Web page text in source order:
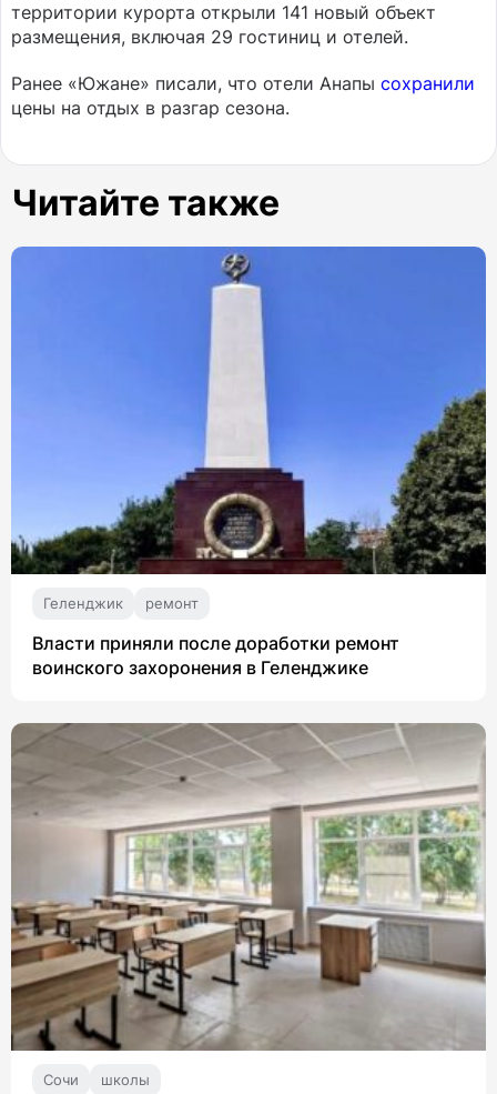
территории курорта открыли 141 новый объект
размещения, включая 29 гостиниц и отелей.
Ранее «Южане» писали, что отели Анапы сохранили
цены на отдых в разгар сезона.
Читайте также
Геленджик ремонт
Власти приняли после доработки ремонт
воинского захоронения в Геленджике
Сочи школы